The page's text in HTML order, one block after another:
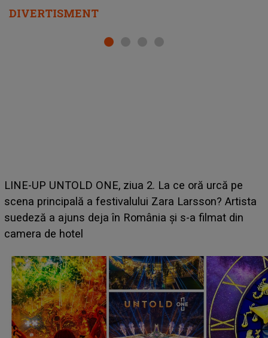
DIVERTISMENT
Ce a dezvăluit noua concurentă din "Casa Iubirii" l-a
luat prin surprindere pe Emanuel. CINE ESTE
BĂIATUL VIZAT de Alexandra?! Aflându-se în fața
faptului împlinit, A RECUNOSCUT IMEDIAT: "Am